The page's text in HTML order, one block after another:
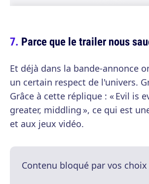
Parce que le trailer nous
Et déjà dans la bande-annonce
un certain respect de l'univers.
Grâce à cette réplique : « Evil is
greater, middling », ce qui est
et aux jeux vidéo.
Contenu bloqué par vos